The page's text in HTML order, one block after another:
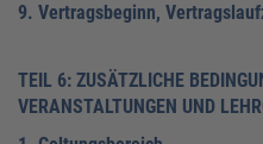
9. Vertragsbeginn,
TEIL 6: ZUSÄTZLICHE
VERANSTALTUNGEN UND